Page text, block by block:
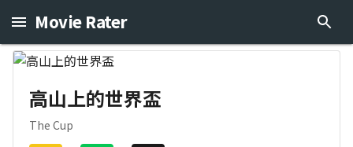
Movie Rater
高山上的世界盃
The Cup